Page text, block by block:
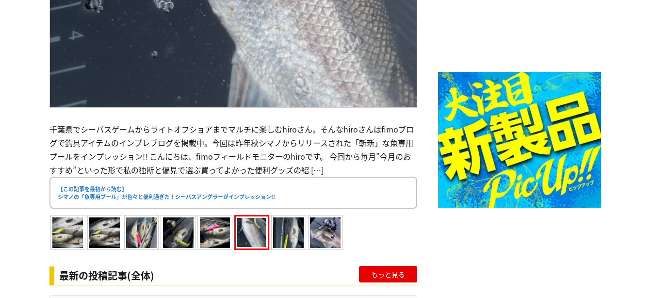
千葉県でシーバスゲームからライトオフショアまでマルチに楽しむhiroさん。そんなhiroさんはfimoブロ
グで釣具アイテムのインプレブログを掲載中。今回は昨年秋シマノからリリースされた「斬新」な魚専用
プールをインプレッション!! こんにちは、fimoフィールドモニターのhiroです。 今回から毎月”今月のお
すすめ”といった形で私の独断と偏見で選ぶ買ってよかった便利グッズの紹 […]
【この記事を最初から読む】
シマノの「魚専用プール」が色々と便利過ぎた！シーバスアングラーがインプレッション!!
最新の投稿記事(全体) もっと見る